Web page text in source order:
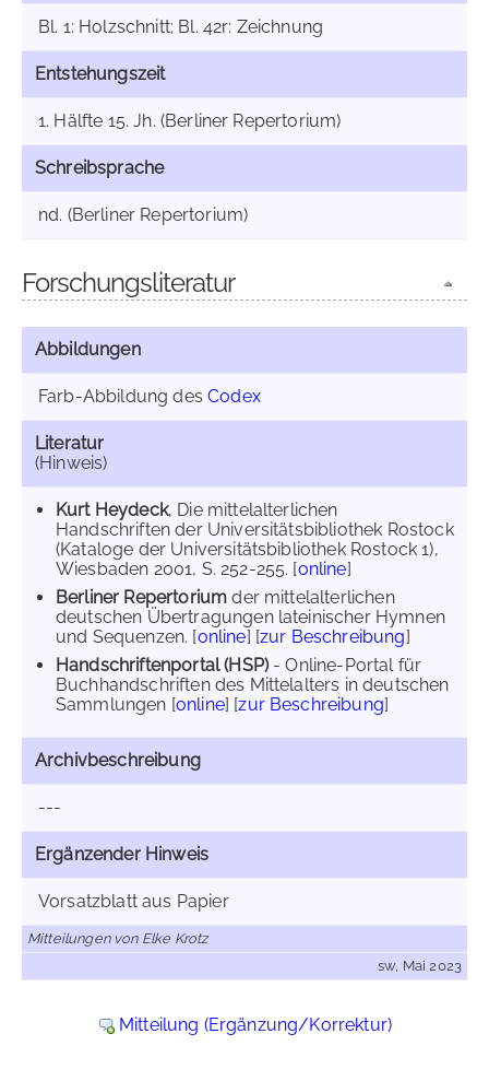
Bl. 1: Holzschnitt; Bl. 42r: Zeichnung
Entstehungszeit
1. Hälfte 15. Jh. (Berliner Repertorium)
Schreibsprache
nd. (Berliner Repertorium)
Forschungsliteratur
Abbildungen
Farb-Abbildung desCodex
Literatur
(Hinweis)
Kurt Heydeck, Die mittelalterlichen
Handschriften der Universitätsbibliothek Rostock
(Kataloge der Universitätsbibliothek Rostock 1),
Wiesbaden 2001, S. 252-255. [online]
Berliner Repertorium der mittelalterlichen
deutschen Übertragungen lateinischer Hymnen
und Sequenzen. [online] [zur Beschreibung]
Handschriftenportal (HSP)- Online-Portal für
Buchhandschriften des Mittelalters in deutschen
Sammlungen [online] [zur Beschreibung]
Archivbeschreibung
---
Ergänzender Hinweis
Vorsatzblatt aus Papier
Mitteilungen von Elke Krotz
sw, Mai 2023
Mitteilung (Ergänzung/Korrektur)